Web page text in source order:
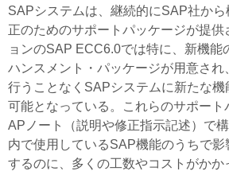
SAPシステムは、継続的にSAP社か
正のためのサポートパッケージが提供
ョンのSAP ECC6.0では特に、新機能
ハンスメント・パッケージが用意され
行うことなくSAPシステムに新たな
可能となっている。これらのサポート
APノート（説明や修正指示記述）で
内で使用しているSAP機能のうちで
するのに、多くの工数やコストがかか